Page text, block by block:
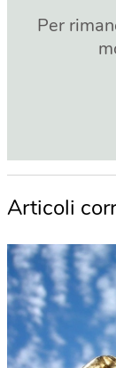
Per
Articoli